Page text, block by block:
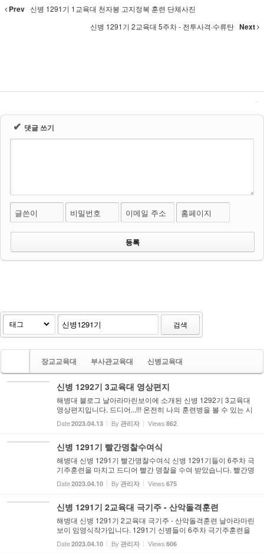
Prev 신병 1291기 1교육대 천자봉 고지정복 훈련 단체사진
신병 1291기 2교육대 5주차 - 전투사격·수류탄 Next
✔ 댓글 쓰기
글쓴이 비밀번호 이메일 주소 홈페이지
검색
장교교육대 부사관교육대 신병교육대
신병 1292기 3교육대 영상편지
해병대 블로그 날아라마린보이에 소개된 신병 1292기 3교육대
영상편지입니다. 드디어...!!! 온전히 나의 훈련병을 볼 수 있는 시
간!!! 1292기 훈련병들의 영상편지를 공개합니다~! 이들에게 주
어진 시간은 아쉽지만..단 2초!!!! 과연 나의 훈련병은... 어떤 ...
Date2023.04.13 By 관리자 Views 862
신병 1291기 빨간명찰수여식
해병대 신병 1291기 빨간명찰수여식 신병 1291기들이 6주차 극
기주훈련을 마치고 드디어 빨간 명찰을 수여 받았습니다. 빨간명
찰 바탕의 빨간색은 피와 정열, 용기, 신의 그리고 약동하는 젊음
과 이것을 조국에 바친다는 의미이며 황색 글씨는 해병대는 신성
Date2023.04.10 By 관리자 Views 675
신병 1291기 2교육대 극기주 - 산악돌격훈련
해병대 신병 1291기 2교육대 극기주 - 산악돌격훈련 날아라마린
보이 임영식작가입니다. 1291기 신병들이 6주차 극기주훈련을
마치고 빨간명찰을 수여받았습니다. 신병 1291기 1교육대의 6주
차 극기주는 산악돌격훈련을 중심으로 소개해드립니다. 극기주
Date2023.04.10 By 관리자 Views 606